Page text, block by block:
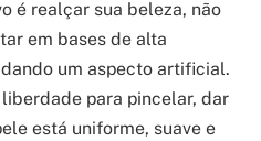
é realçar sua beleza, não
em bases de alta
um aspecto artificial.
para pincelar, dar
está uniforme, suave e